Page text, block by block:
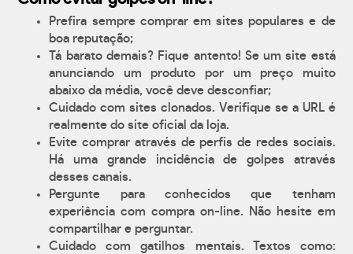
Prefira sempre comprar em sites populares e de
boa reputação;
Tá barato demais? Fique antento! Se um site está
anunciando um produto por um preço muito
abaixo da média, você deve desconfiar;
Cuidado com sites clonados. Verifique se a URL é
realmente do site oficial da loja.
Evite comprar através de perfis de redes sociais.
Há uma grande incidência de golpes através
desses canais.
Pergunte para conhecidos que tenham
experiência com compra on-line. Não hesite em
compartilhar e perguntar.
Cuidado com gatilhos mentais. Textos como: